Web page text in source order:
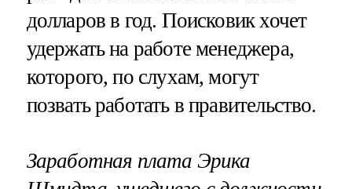
долларов в год. Поисковик хочет
удержать на работе менеджера,
которого, по слухам, могут
позвать работать в правительство.
Заработная плата Эрика